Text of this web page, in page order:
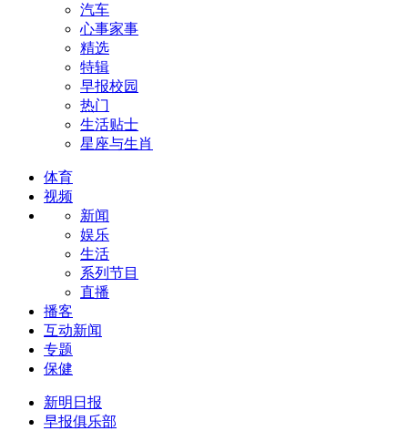
汽车
心事家事
精选
特辑
早报校园
热门
生活贴士
星座与生肖
体育
视频
新闻
娱乐
生活
系列节目
直播
播客
互动新闻
专题
保健
新明日报
早报俱乐部